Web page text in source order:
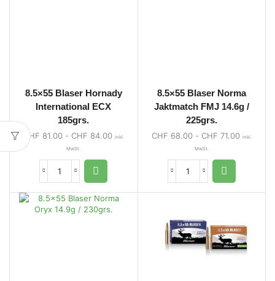
8.5×55 Blaser Hornady
International ECX
185grs.
CHF 81.00- CHF 84.00 inkl.
MwSt.
8.5×55 Blaser Norma
Jaktmatch FMJ 14.6g /
225grs.
CHF 68.00- CHF 71.00 inkl.
MwSt.